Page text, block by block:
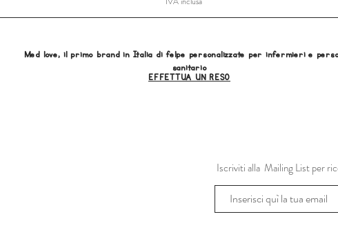
Med love, il primo brand in Italia di felpe personalizzate per infermieri e
sanitario
EFFETTUA UN RESO
Iscriviti alla Mailing List per